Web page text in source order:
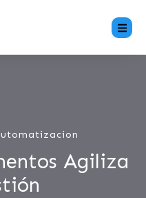
Agiliza